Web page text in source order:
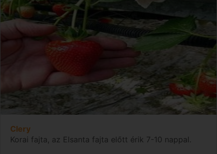
Clery
Korai fajta, az Elsanta fajta előtt érik 7-10 nappal.